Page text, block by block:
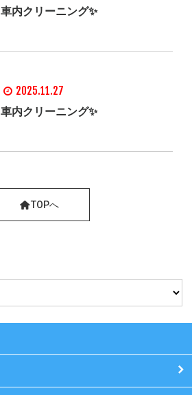
車内クリーニング✨
2025.11.27
車内クリーニング✨
TOPへ